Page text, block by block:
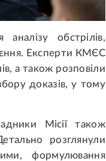
обстрілів,
Експерти КМЄС
а також розповіли
доказів, у тому
Місії також
розглянули
формулювання